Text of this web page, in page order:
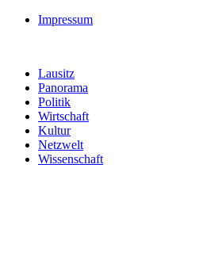
Impressum
Lausitz
Panorama
Politik
Wirtschaft
Kultur
Netzwelt
Wissenschaft